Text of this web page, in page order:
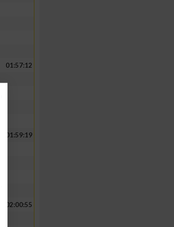
01:57:12
01:59:19
02:00:55